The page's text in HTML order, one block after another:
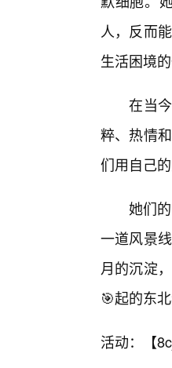
人，反而
生活困境
在当
粹、热情
们用自己
她们
一道风景
月的沉淀
🎯起的东北
活动：【